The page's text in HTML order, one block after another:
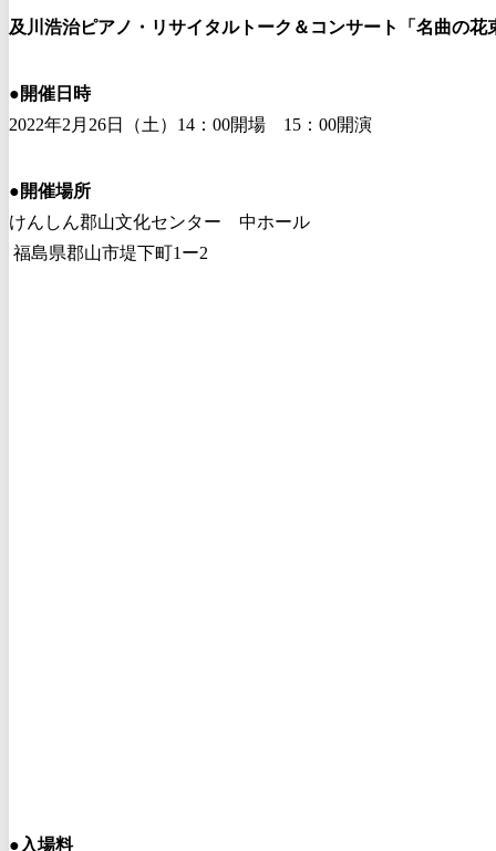
及川浩治ピアノ・リサイタルトーク＆コンサート「名曲の花
●開催日時
2022年2月26日（土）14：00開場 15：00開演
●開催場所
けんしん郡山文化センター 中ホール
福島県郡山市堤下町1ー2
● 入場料